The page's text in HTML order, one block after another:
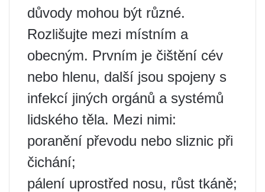
důvody mohou být různé.
Rozlišujte mezi místním a
obecným. Prvním je čištění cév
nebo hlenu, další jsou spojeny s
infekcí jiných orgánů a systémů
lidského těla. Mezi nimi:
poranění převodu nebo sliznic při
čichání;
pálení uprostřed nosu, růst tkáně;